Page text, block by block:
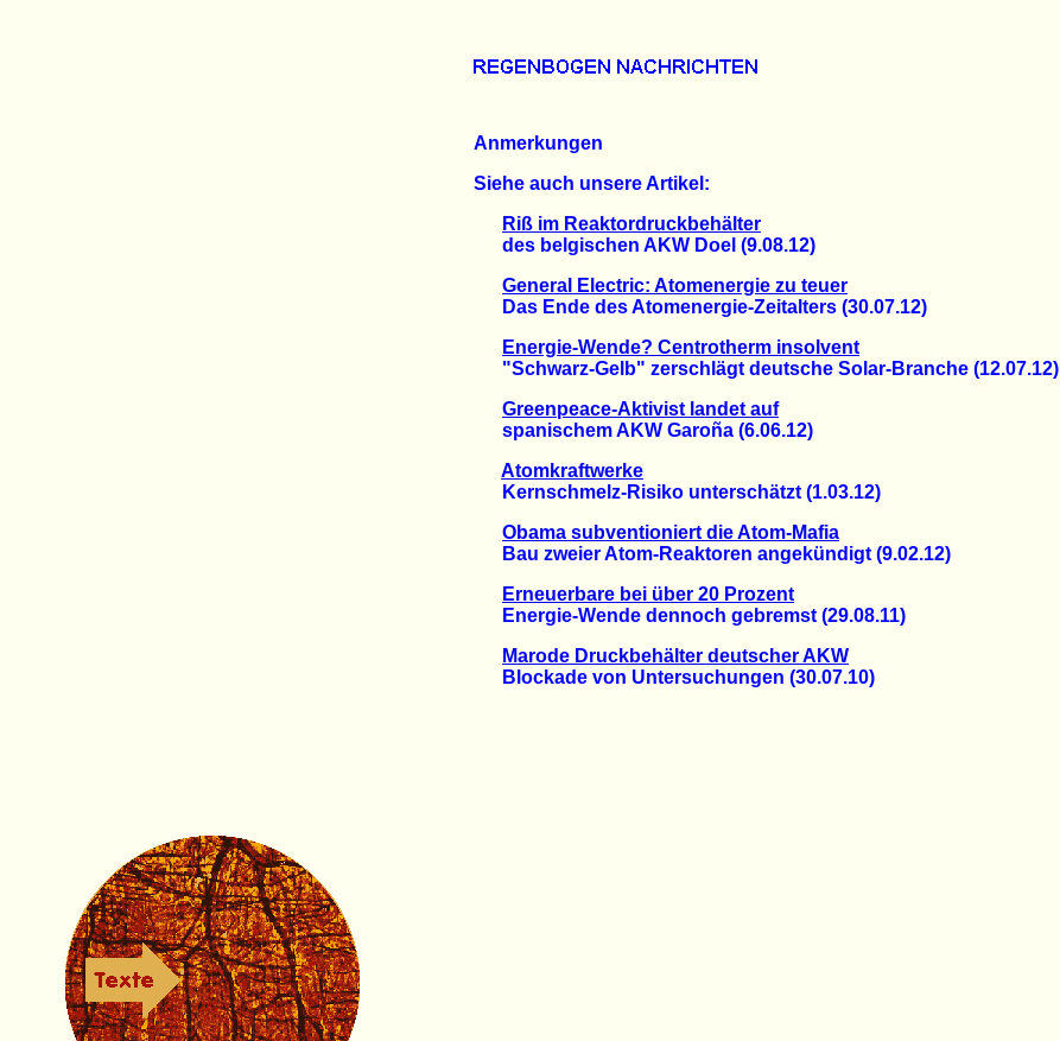
Anmerkungen
Siehe auch unsere Artikel:
Riß im Reaktordruckbehälter
des belgischen AKW Doel (9.08.12)
General Electric: Atomenergie zu teuer
Das Ende des Atomenergie-Zeitalters (30.07.12)
Energie-Wende? Centrotherm insolvent
"Schwarz-Gelb" zerschlägt deutsche Solar-Branche (12.07.12)
Greenpeace-Aktivist landet auf
spanischem AKW Garoña (6.06.12)
Atomkraftwerke
Kernschmelz-Risiko unterschätzt (1.03.12)
Obama subventioniert die Atom-Mafia
Bau zweier Atom-Reaktoren angekündigt (9.02.12)
Erneuerbare bei über 20 Prozent
Energie-Wende dennoch gebremst (29.08.11)
Marode Druckbehälter deutscher AKW
Blockade von Untersuchungen (30.07.10)